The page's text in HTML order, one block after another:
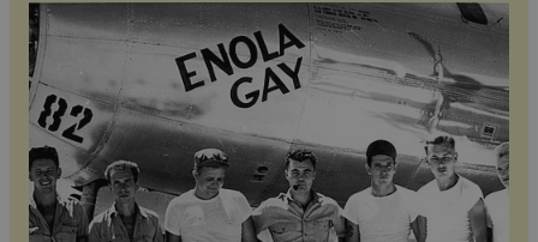
nechte vytetovat. Máte-li voperováno zařízení,
[…]